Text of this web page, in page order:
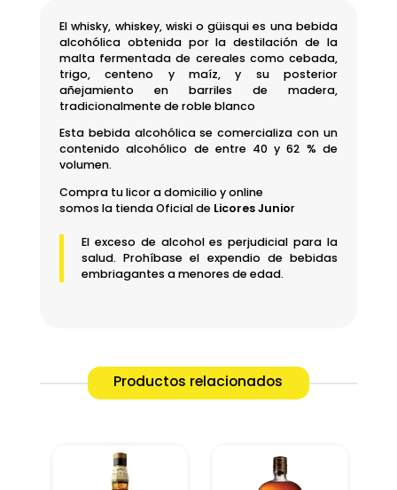
El whisky, whiskey, wiski​ o güisqui​ es una bebida
alcohólica obtenida por la destilación de la
malta fermentada de cereales como cebada,
trigo, centeno y maíz, y su posterior
añejamiento en barriles de madera,
tradicionalmente de roble blanco
Esta bebida alcohólica se comercializa con un
contenido alcohólico de entre 40 y 62 % de
volumen.
Compra tu licor a domicilio y online
somos la tienda Oficial de Licores Junior
El exceso de alcohol es perjudicial para la
salud. Prohíbase el expendio de bebidas
embriagantes a menores de edad.
Productos relacionados